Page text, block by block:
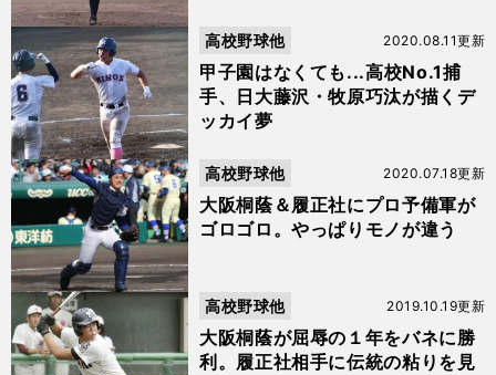
甲子園はなくても...高校No.1捕
手、日大藤沢・牧原巧汰が描くデ
ッカイ夢
2020.08.11更新
高校野球他
大阪桐蔭＆履正社にプロ予備軍が
ゴロゴロ。やっぱりモノが違う
2020.07.18更新
高校野球他
大阪桐蔭が屈辱の１年をバネに勝
利。履正社相手に伝統の粘りを見
2019.10.19更新
高校野球他